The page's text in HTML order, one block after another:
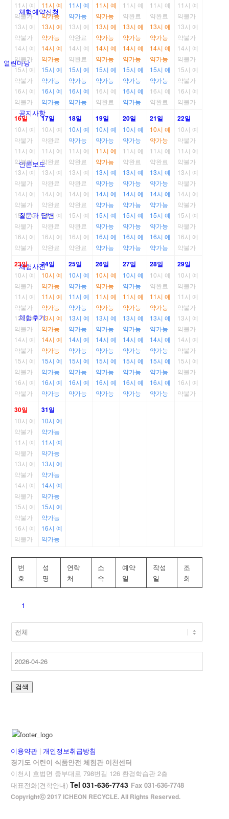
체험예약신청
열린마당
공지사항
언론보도
질문과 답변
체험사진
체험후기
11시 예
약불가
13시 예
약불가
14시 예
약불가
15시 예
약불가
16시 예
약불가
11시 예
약가능
13시 예
약가능
14시 예
약가능
15시 예
약가능
16시 예
약가능
11시 예
약가능
13시 예
약완료
14시 예
약완료
15시 예
약가능
16시 예
약가능
11시 예
약가능
13시 예
약가능
14시 예
약가능
15시 예
약가능
16시 예
약완료
11시 예
약완료
13시 예
약가능
14시 예
약가능
15시 예
약가능
16시 예
약가능
11시 예
약완료
13시 예
약가능
14시 예
약가능
15시 예
약가능
16시 예
약완료
11시 예
약불가
13시 예
약불가
14시 예
약불가
15시 예
약불가
16시 예
약불가
16일
10시 예
약불가
11시 예
약불가
13시 예
약불가
14시 예
약불가
15시 예
약불가
16시 예
약불가
17일
10시 예
약완료
11시 예
약완료
13시 예
약완료
14시 예
약완료
15시 예
약완료
16시 예
약완료
18일
10시 예
약가능
11시 예
약완료
13시 예
약완료
14시 예
약완료
15시 예
약완료
16시 예
약완료
19일
10시 예
약가능
11시 예
약가능
13시 예
약가능
14시 예
약가능
15시 예
약가능
16시 예
약가능
20일
10시 예
약가능
11시 예
약완료
13시 예
약가능
14시 예
약가능
15시 예
약가능
16시 예
약가능
21일
10시 예
약가능
11시 예
약완료
13시 예
약가능
14시 예
약가능
15시 예
약가능
16시 예
약가능
22일
10시 예
약불가
11시 예
약불가
13시 예
약불가
14시 예
약불가
15시 예
약불가
16시 예
약불가
23일
10시 예
약불가
11시 예
약불가
13시 예
약불가
14시 예
약불가
15시 예
약불가
16시 예
약불가
24일
10시 예
약가능
11시 예
약가능
13시 예
약가능
14시 예
약가능
15시 예
약가능
16시 예
약가능
25일
10시 예
약가능
11시 예
약가능
13시 예
약가능
14시 예
약가능
15시 예
약가능
16시 예
약가능
26일
10시 예
약가능
11시 예
약가능
13시 예
약가능
14시 예
약가능
15시 예
약가능
16시 예
약가능
27일
10시 예
약가능
11시 예
약가능
13시 예
약가능
14시 예
약가능
15시 예
약가능
16시 예
약가능
28일
10시 예
약완료
11시 예
약가능
13시 예
약가능
14시 예
약가능
15시 예
약가능
16시 예
약가능
29일
10시 예
약불가
11시 예
약불가
13시 예
약불가
14시 예
약불가
15시 예
약불가
16시 예
약불가
30일
10시 예
약불가
11시 예
약불가
13시 예
약불가
14시 예
약불가
15시 예
약불가
16시 예
약불가
31일
10시 예
약가능
11시 예
약가능
13시 예
약가능
14시 예
약가능
15시 예
약가능
16시 예
약가능
번
호
성
명
연락
처
소
속
예약
일
작성
일
조
회
1
검색
이용약관| 개인정보취급방침
경기도 어린이 식품안전 체험관 이천센터
이천시 호법면 중부대로 798번길 126 환경학습관 2층
대표전화(견학안내) Tel 031-636-7743 Fax 031-636-7748
Copyrightⓒ 2017 ICHEON RECYCLE. All Rights Reserved.